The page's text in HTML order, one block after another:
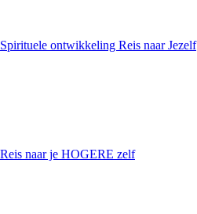
Spirituele ontwikkeling Reis naar Jezelf
Reis naar je HOGERE zelf